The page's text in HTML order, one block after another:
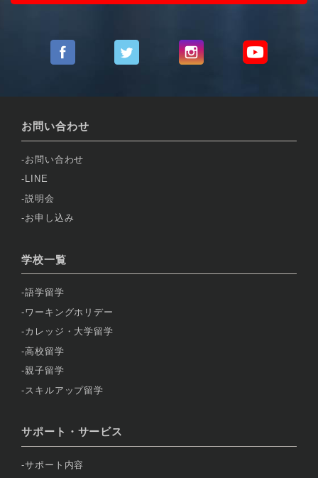
お問い合わせ
お問い合わせ
LINE
説明会
お申し込み
学校一覧
語学留学
ワーキングホリデー
カレッジ・大学留学
高校留学
親子留学
スキルアップ留学
サポート・サービス
サポート内容